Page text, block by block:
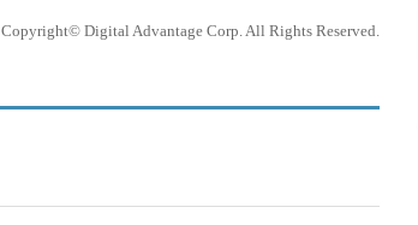
Copyright© Digital Advantage Corp. All Rights Reserved.